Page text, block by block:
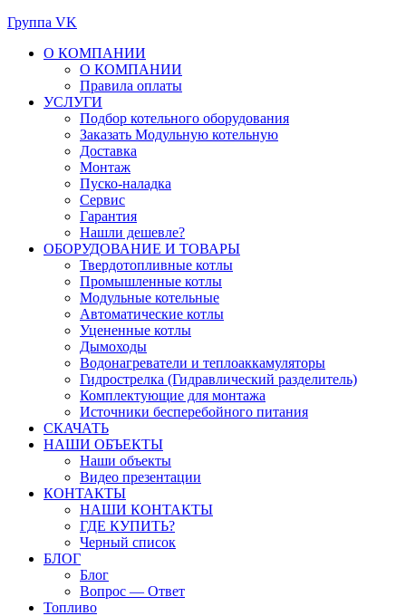
Группа VK
О КОМПАНИИ
О КОМПАНИИ
Правила оплаты
УСЛУГИ
Подбор котельного оборудования
Заказать Модульную котельную
Доставка
Монтаж
Пуско-наладка
Сервис
Гарантия
Нашли дешевле?
ОБОРУДОВАНИЕ И ТОВАРЫ
Твердотопливные котлы
Промышленные котлы
Модульные котельные
Автоматические котлы
Уцененные котлы
Дымоходы
Водонагреватели и теплоаккамуляторы
Гидрострелка (Гидравлический разделитель)
Комплектующие для монтажа
Источники бесперебойного питания
СКАЧАТЬ
НАШИ ОБЪЕКТЫ
Наши объекты
Видео презентации
КОНТАКТЫ
НАШИ КОНТАКТЫ
ГДЕ КУПИТЬ?
Черный список
БЛОГ
Блог
Вопрос — Ответ
Топливо